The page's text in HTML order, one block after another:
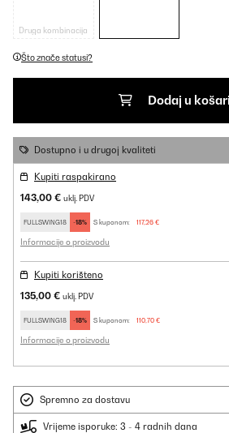
Druga kombinacija
Što znače statusi?
Dodaj u
Dostupno i u drugoj kvaliteti
Kupiti raspakirano
143,00 € uklj. PDV
FULLSWING18 -18% S kuponom: 117,26 €
Informacije o proizvodu
Kupiti korišteno
135,00 € uklj. PDV
FULLSWING18 -18% S kuponom: 110,70 €
Informacije o proizvodu
Spremno za dostavu
Vrijeme isporuke: 3 - 4 radnih dana